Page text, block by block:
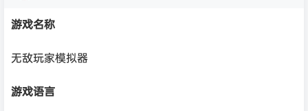
游戏名称
无敌玩家模拟器
游戏语言